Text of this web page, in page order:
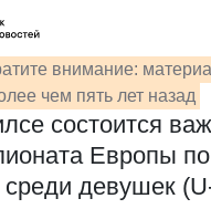
внимание:
чем пять лет назад
состоится
Европы по
девушек